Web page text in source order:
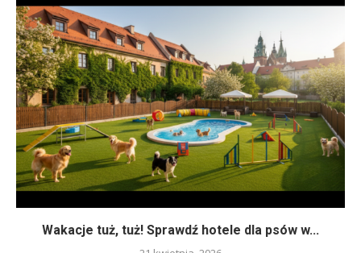
Wakacje tuż, tuż! Sprawdź hotele dla psów w...